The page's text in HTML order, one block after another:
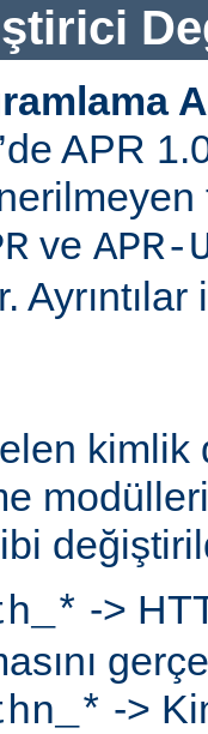
APR
ve
->
->